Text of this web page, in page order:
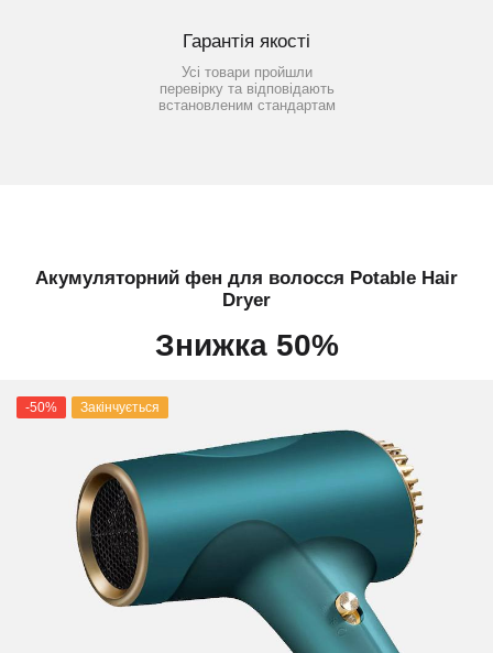
Гарантія якості
Усі товари пройшли
перевірку та відповідають
встановленим стандартам
Акумуляторний фен для волосся Potable Hair
Dryer
Знижка 50%
-50% Закінчується